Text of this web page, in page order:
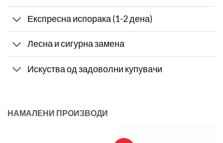
Експресна испорака (1-2 дена)
Лесна и сигурна замена
Искуства од задоволни купувачи
НАМАЛЕНИ ПРОИЗВОДИ